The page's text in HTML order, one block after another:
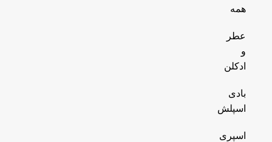
همه
عطر
و
ادکلن
بادی
اسپلش
اسپری